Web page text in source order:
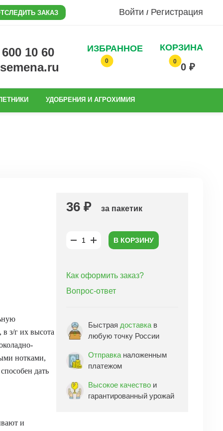
ЗАКАЗ Войти / Регистрация
10 60
ИЗБРАННОЕ
0
КОРЗИНА
0
0 ₽
УДОБРЕНИЯ И АГРОХИМИЯ
з/г их высота
нотками,
дать
и
36 ₽ за пакетик
В КОРЗИНУ
Как оформить заказ?
Вопрос-ответ
Быстрая доставка в
любую точку России
Отправка наложенным
платежом
Высокое качество и
гарантированный урожай